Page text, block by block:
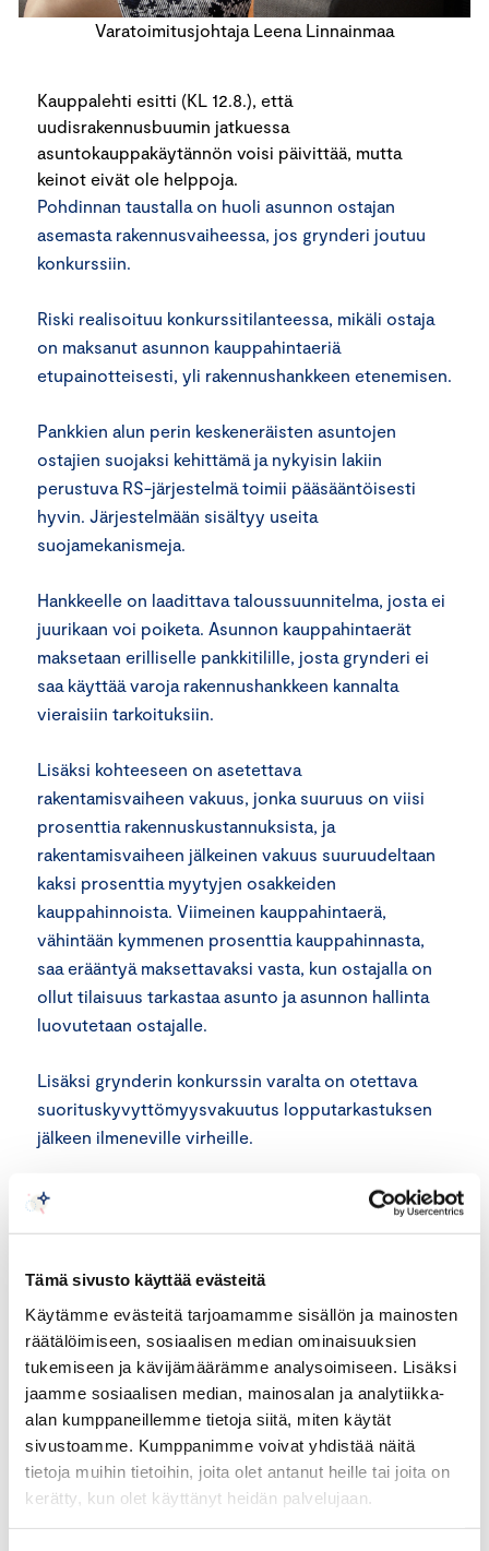
Tämä sivusto käyttää evästeitä
Käytämme evästeitä tarjoamamme sisällön ja mainosten
räätälöimiseen, sosiaalisen median ominaisuuksien
tukemiseen ja kävijämäärämme analysoimiseen. Lisäksi
jaamme sosiaalisen median, mainosalan ja analytiikka-
alan kumppaneillemme tietoja siitä, miten käytät
sivustoamme. Kumppanimme voivat yhdistää näitä
tietoja muihin tietoihin, joita olet antanut heille tai joita on
kerätty, kun olet käyttänyt heidän palvelujaan.
Varatoimitusjohtaja Leena Linnainmaa
Kauppalehti esitti (KL 12.8.), että
uudisrakennusbuumin jatkuessa
asuntokauppakäytännön voisi päivittää, mutta
keinot eivät ole helppoja.
Pohdinnan taustalla on huoli asunnon ostajan
asemasta rakennusvaiheessa, jos grynderi joutuu
konkurssiin.
Riski realisoituu konkurssitilanteessa, mikäli ostaja
on maksanut asunnon kauppahinta­eriä
etupainotteisesti, yli rakennushankkeen etenemisen.
Pankkien alun perin keskeneräisten asuntojen
ostajien suojaksi kehittämä ja nykyisin lakiin
perustuva RS-järjestelmä toimii pääsääntöisesti
hyvin. Järjestelmään sisältyy useita
suojamekanismeja.
Hankkeelle on laadittava taloussuunnitelma, josta ei
juurikaan voi poiketa. Asunnon kauppahintaerät
maksetaan erilliselle pankkitilille, josta grynderi ei
saa käyttää varoja rakennushankkeen kannalta
vieraisiin tarkoituksiin.
Lisäksi kohteeseen on asetettava
rakentamisvaiheen vakuus, jonka suuruus on viisi
prosenttia rakennuskustannuksista, ja
rakentamisvaiheen jälkeinen vakuus suuruudeltaan
kaksi prosenttia myytyjen osakkeiden
kauppahinnoista. Viimeinen kauppahintaerä,
vähintään kymmenen prosenttia kauppahinnasta,
saa erääntyä maksettavaksi vasta, kun ostajalla on
ollut tilaisuus tarkastaa asunto ja asunnon hallinta
luovutetaan ostajalle.
Lisäksi grynderin konkurssin varalta on otettava
suorituskyvyttömyysvakuutus lopputarkastuksen
jälkeen ilmeneville virheille.
Kun asunnoista on myyty neljäs­osa, ostajat voivat
valita oman tilintarkastajan ja rakentajasta
tarkkailijaksi.
Rakennustyön tarkkailija valvoo hankkeen
etenemistä ja sitä, että rakennuksen valmiusaste ja
osta­jien maksamat kauppahintaerät vastaavat
toisiaan. Tilintarkastaja seuraa sitä, että ostajien
maksamat erät käytetään juuri siihen hankkeeseen,
johon ne on tarkoitettu.
Näiden ammattilaisten kulut tulevat taloyhtiön eli